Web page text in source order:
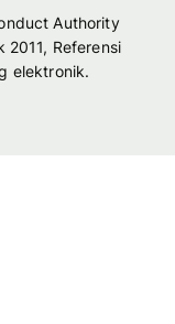
Authority
2011, Referensi
elektronik.